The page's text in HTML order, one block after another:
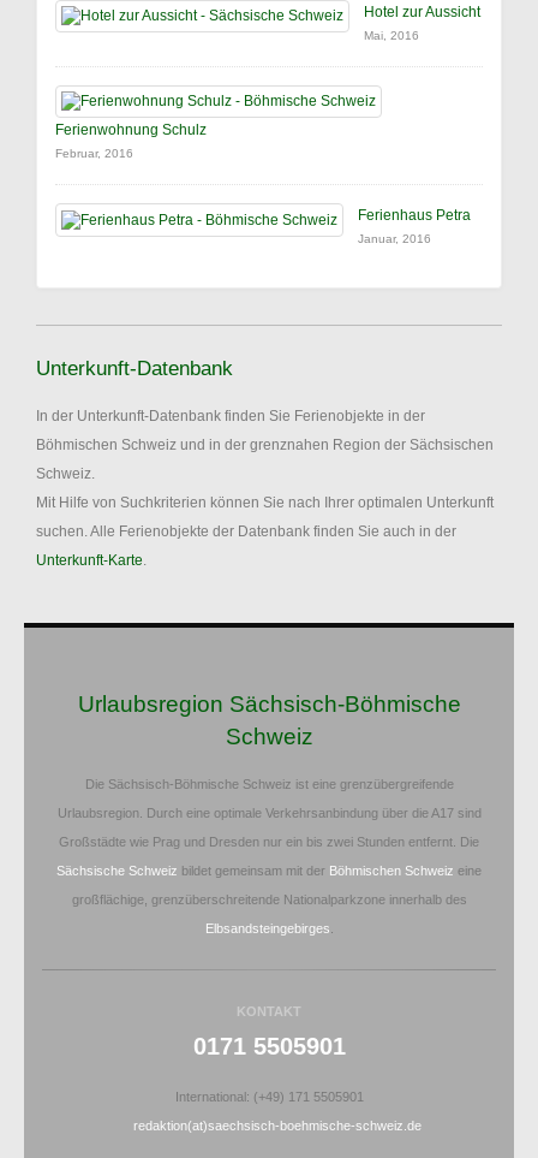
Hotel zur Aussicht
Mai, 2016
Ferienwohnung Schulz
Februar, 2016
Ferienhaus Petra
Januar, 2016
Unterkunft-Datenbank
In der Unterkunft-Datenbank finden Sie Ferienobjekte in der
Böhmischen Schweiz und in der grenznahen Region der Sächsischen
Schweiz.
Mit Hilfe von Suchkriterien können Sie nach Ihrer optimalen Unterkunft
suchen. Alle Ferienobjekte der Datenbank finden Sie auch in der
Unterkunft-Karte.
Urlaubsregion Sächsisch-Böhmische
Schweiz
Die Sächsisch-Böhmische Schweiz ist eine grenzübergreifende
Urlaubsregion. Durch eine optimale Verkehrsanbindung über die A17 sind
Großstädte wie Prag und Dresden nur ein bis zwei Stunden entfernt. Die
Sächsische Schweiz bildet gemeinsam mit der Böhmischen Schweiz eine
großflächige, grenzüberschreitende Nationalparkzone innerhalb des
Elbsandsteingebirges
KONTAKT
0171 5505901
International: (+49) 171 5505901
redaktion(at)saechsisch-boehmische-schweiz.de